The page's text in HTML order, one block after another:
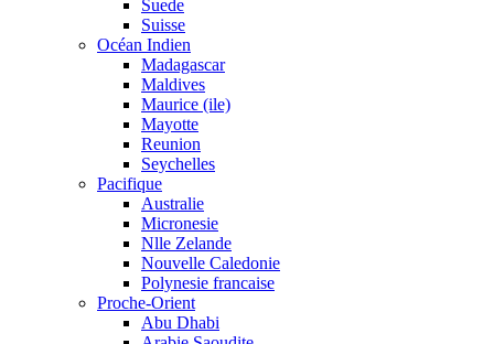
Suede
Suisse
Océan Indien
Madagascar
Maldives
Maurice (ile)
Mayotte
Reunion
Seychelles
Pacifique
Australie
Micronesie
Nlle Zelande
Nouvelle Caledonie
Polynesie francaise
Proche-Orient
Abu Dhabi